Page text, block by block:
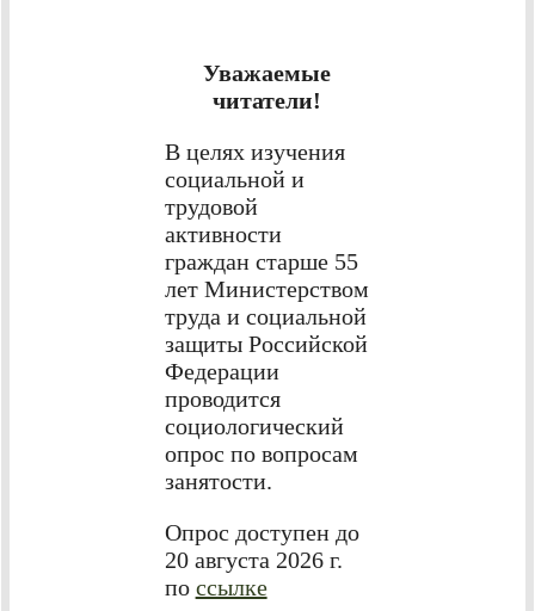
Уважаемые
читатели!
В целях изучения
социальной и
трудовой
активности
граждан старше 55
лет Министерством
труда и социальной
защиты Российской
Федерации
проводится
социологический
опрос по вопросам
занятости.
Опрос доступен до
20 августа 2026 г.
по ссылке